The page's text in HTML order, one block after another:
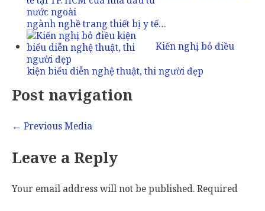
ngành nghề trang thiết bị y tế…
Kiến nghị bỏ điều
kiện biểu diễn nghệ thuật, thi người đẹp
Post navigation
← Previous Media
Leave a Reply
Your email address will not be published.Required